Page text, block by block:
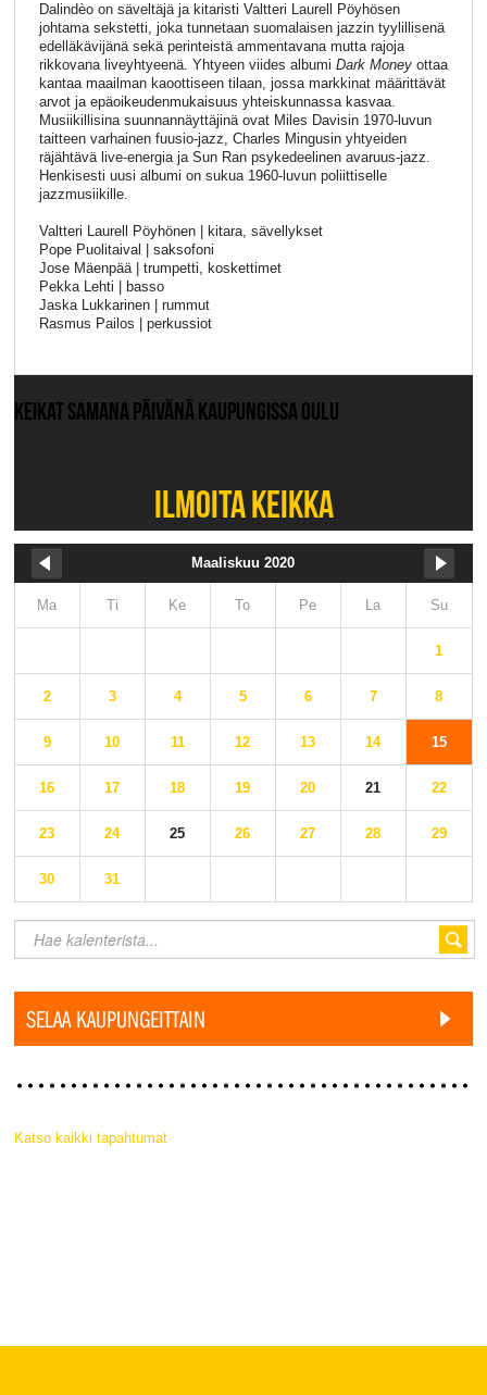
Dalindèo on säveltäjä ja kitaristi Valtteri Laurell Pöyhösen
johtama sekstetti, joka tunnetaan suomalaisen jazzin tyylillisenä
edelläkävijänä sekä perinteistä ammentavana mutta rajoja
rikkovana liveyhtyeenä. Yhtyeen viides albumi Dark Moneyottaa
kantaa maailman kaoottiseen tilaan, jossa markkinat määrittävät
arvot ja epäoikeudenmukaisuus yhteiskunnassa kasvaa.
Musiikillisina suunnannäyttäjinä ovat Miles Davisin 1970-luvun
taitteen varhainen fuusio-jazz, Charles Mingusin yhtyeiden
räjähtävä live-energia ja Sun Ran psykedeelinen avaruus-jazz.
Henkisesti uusi albumi on sukua 1960-luvun poliittiselle
jazzmusiikille.
Valtteri Laurell Pöyhönen | kitara, sävellykset
Pope Puolitaival | saksofoni
Jose Mäenpää | trumpetti, koskettimet
Pekka Lehti | basso
Jaska Lukkarinen | rummut
Rasmus Pailos | perkussiot
KEIKAT SAMANA PÄIVÄNÄ KAUPUNGISSA OULU
ILMOITA KEIKKA
Maaliskuu 2020
Ma Ti Ke To Pe La Su
1
2 3 4 5 6 7 8
9 10 11 12 13 14 15
16 17 18 19 20 21 22
23 24 25 26 27 28 29
30 31
SELAA KAUPUNGEITTAIN
Katso kaikki tapahtumat